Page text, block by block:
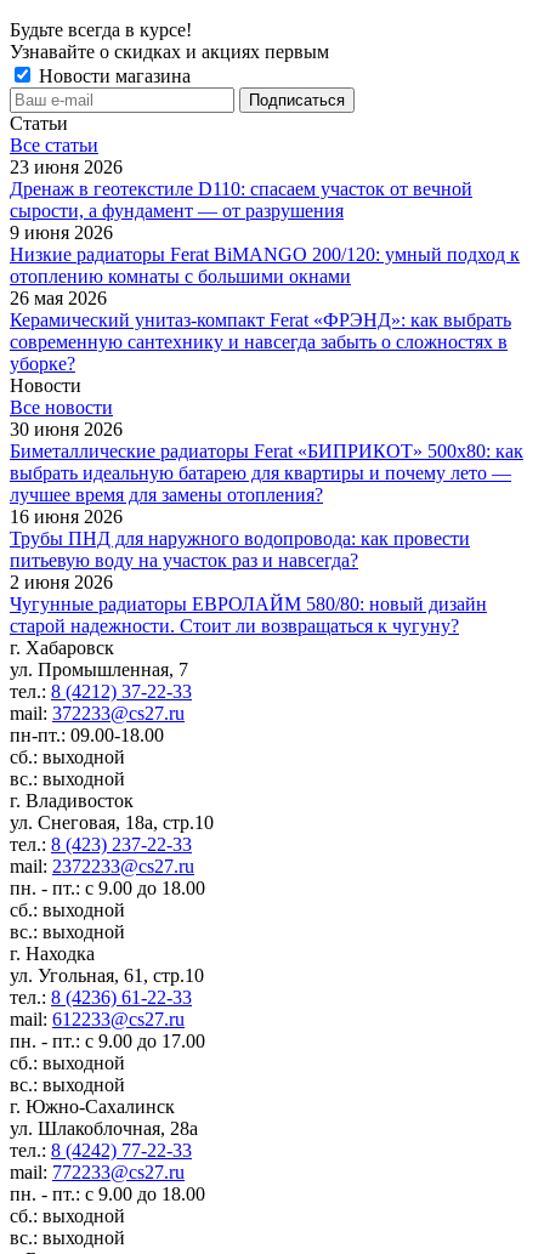
Будьте всегда в курсе!
Узнавайте о скидках и акциях первым
Новости магазина
Статьи
Все cтатьи
23 июня 2026
Дренаж в геотекстиле D110: спасаем участок от вечной
сырости, а фундамент — от разрушения
9 июня 2026
Низкие радиаторы Ferat BiMANGO 200/120: умный подход к
отоплению комнаты с большими окнами
26 мая 2026
Керамический унитаз-компакт Ferat «ФРЭНД»: как выбрать
современную сантехнику и навсегда забыть о сложностях в
уборке?
Новости
Все новости
30 июня 2026
Биметаллические радиаторы Ferat «БИПРИКОТ» 500x80: как
выбрать идеальную батарею для квартиры и почему лето —
лучшее время для замены отопления?
16 июня 2026
Трубы ПНД для наружного водопровода: как провести
питьевую воду на участок раз и навсегда?
2 июня 2026
Чугунные радиаторы ЕВРОЛАЙМ 580/80: новый дизайн
старой надежности. Стоит ли возвращаться к чугуну?
г. Хабаровск
ул. Промышленная, 7
тел.: 8 (4212) 37-22-33
mail: 372233@cs27.ru
пн-пт.: 09.00-18.00
сб.: выходной
вс.: выходной
г. Владивосток
ул. Снеговая, 18а, стр.10
тел.: 8 (423) 237-22-33
mail: 2372233@cs27.ru
пн. - пт.: с 9.00 до 18.00
сб.: выходной
вс.: выходной
г. Находка
ул. Угольная, 61, стр.10
тел.: 8 (4236) 61-22-33
mail: 612233@cs27.ru
пн. - пт.: с 9.00 до 17.00
сб.: выходной
вс.: выходной
г. Южно-Сахалинск
ул. Шлакоблочная, 28а
тел.: 8 (4242) 77-22-33
mail: 772233@cs27.ru
пн. - пт.: с 9.00 до 18.00
сб.: выходной
вс.: выходной